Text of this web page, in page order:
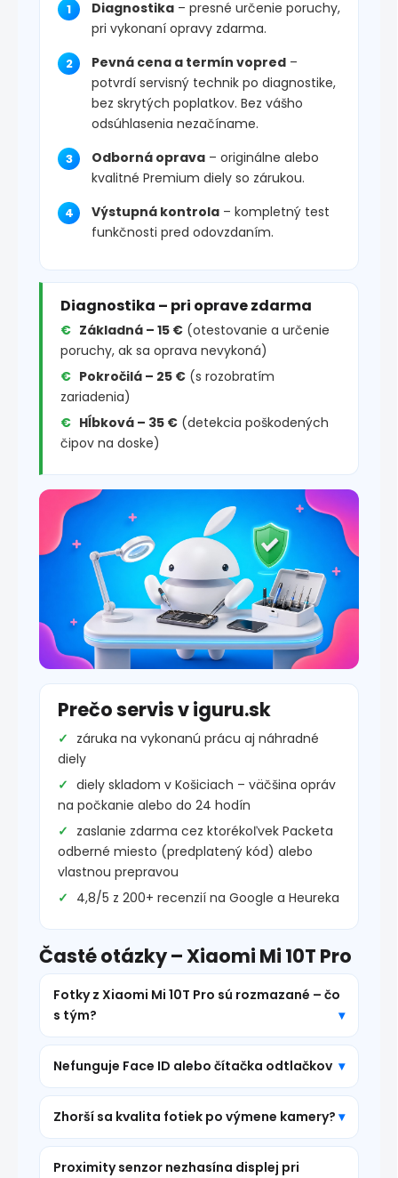
Diagnostika – presné určenie poruchy,
pri vykonaní opravy zdarma.
Pevná cena a termín vopred –
potvrdí servisný technik po diagnostike,
bez skrytých poplatkov. Bez vášho
odsúhlasenia nezačíname.
Odborná oprava – originálne alebo
kvalitné Premium diely so zárukou.
Výstupná kontrola – kompletný test
funkčnosti pred odovzdaním.
Diagnostika – pri oprave zdarma
Základná – 15 € (otestovanie a určenie
poruchy, ak sa oprava nevykoná)
Pokročilá – 25 € (s rozobratím
zariadenia)
Hĺbková – 35 € (detekcia poškodených
čipov na doske)
Prečo servis v iguru.sk
záruka na vykonanú prácu aj náhradné
diely
diely skladom v Košiciach – väčšina opráv
na počkanie alebo do 24 hodín
zaslanie zdarma cez ktorékoľvek Packeta
odberné miesto (predplatený kód) alebo
vlastnou prepravou
4,8/5 z 200+ recenzií na Google a Heureka
Časté otázky – Xiaomi Mi 10T Pro
Fotky z Xiaomi Mi 10T Pro sú rozmazané – čo
s tým?
Nefunguje Face ID alebo čítačka odtlačkov
Zhorší sa kvalita fotiek po výmene kamery?
Proximity senzor nezhasína displej pri